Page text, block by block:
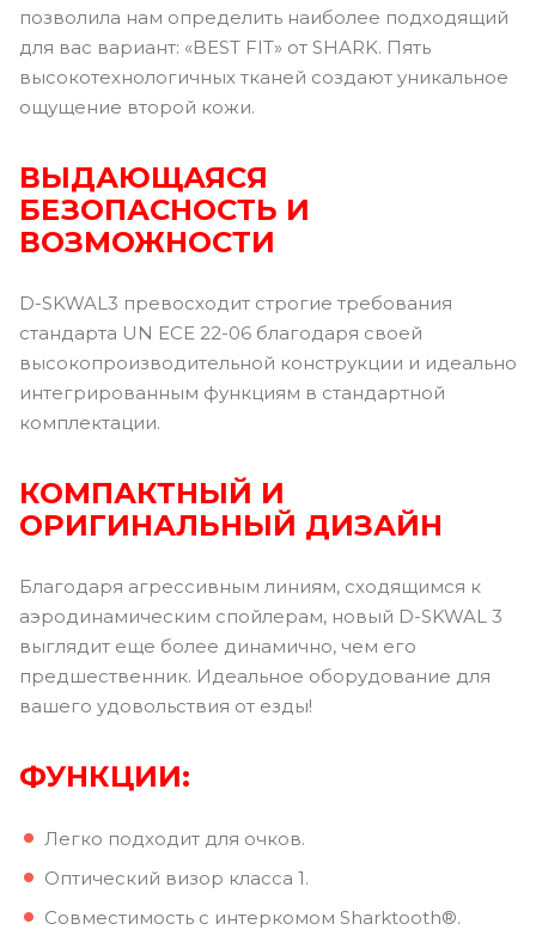
позволила нам определить наиболее подходящий
для вас вариант: «BEST FIT» от SHARK. Пять
высокотехнологичных тканей создают уникальное
ощущение второй кожи.
ВЫДАЮЩАЯСЯ
БЕЗОПАСНОСТЬ И
ВОЗМОЖНОСТИ
D-SKWAL3 превосходит строгие требования
стандарта UN ECE 22-06 благодаря своей
высокопроизводительной конструкции и идеально
интегрированным функциям в стандартной
комплектации.
КОМПАКТНЫЙ И
ОРИГИНАЛЬНЫЙ ДИЗАЙН
Благодаря агрессивным линиям, сходящимся к
аэродинамическим спойлерам, новый D-SKWAL 3
выглядит еще более динамично, чем его
предшественник. Идеальное оборудование для
вашего удовольствия от езды!
ФУНКЦИИ:
Легко подходит для очков.
Оптический визор класса 1.
Совместимость с интеркомом Sharktooth®.